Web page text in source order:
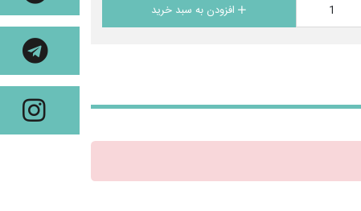
افزودن به سبد خرید